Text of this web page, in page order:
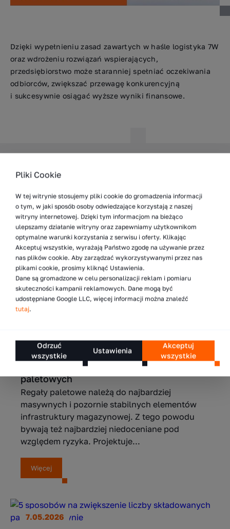
Dzięki wypełnieniu zasad zawartych w haśle logistyka 7W
oraz wdrożeniu rozwiązań wspierających,
przedsiębiorstwo może staranniej spełniać oczekiwania
odbiorców, zwiększać przewagę konkurencyjną
i sukcesywnie osiągać wyższe wyniki finansowe.
ruchu w logistyce
produkcji
Management – definicja
i zasady
Podobne wpisy
12.05.2026
10 zasad bezpiecznej eksploatacji regałów
paletowych
Regały paletowe należą do najbardziej
masywnych i pozornie stabilnych elementów
infrastruktury magazynowej. Z tego powodu
bywają też najbardziej niedoceniane pod
względem ryzyka. Projektuje...
Więcej
7.05.2026
Pliki Cookie
W tej witrynie stosujemy pliki cookie do gromadzenia informacji
o tym, w jaki sposób osoby odwiedzające korzystają z naszej
witryny internetowej. Dzięki tym informacjom na bieżąco
ulepszamy działanie witryny oraz zapewniamy użytkownikom
optymalne warunki korzystania z serwisu i oferty. Klikając
Akceptuj wszystkie, wyrażają Państwo zgodę na używanie przez
nas plików cookie. Aby zarządzać wykorzystywanymi przez nas
plikami cookie, prosimy kliknąć Ustawienia.
Dane są gromadzone w celu personalizacji reklam i pomiaru
skuteczności kampanii reklamowych. Dane mogą być
udostępniane Google LLC, więcej informacji można znaleźć
tutaj.
Odrzuć
wszystkie
Ustawienia
Akceptuj
wszystkie